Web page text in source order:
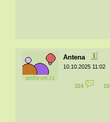
Antena
10.10.2025 11:02
324 10